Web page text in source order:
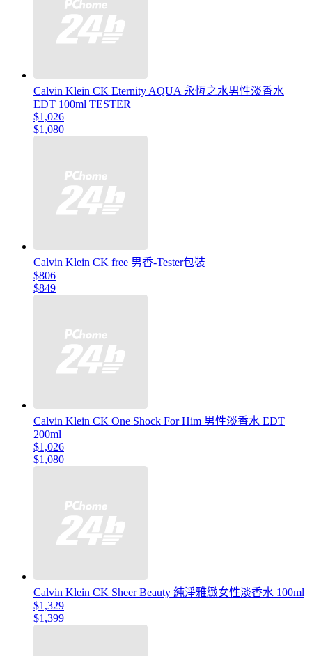
Calvin Klein CK Eternity AQUA 永恆之水男性淡香水
EDT 100ml TESTER
$1,026
$1,080
Calvin Klein CK free 男香-Tester包裝
$806
$849
Calvin Klein CK One Shock For Him 男性淡香水 EDT
200ml
$1,026
$1,080
Calvin Klein CK Sheer Beauty 純淨雅緻女性淡香水 100ml
$1,329
$1,399